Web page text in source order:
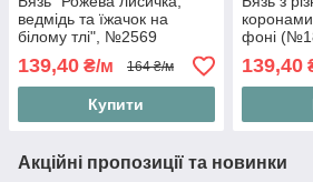
ведмідь та їжачок на
білому тлі", №2569
139,40 ₴/м 164 ₴/м
Купити
коронами
фоні
139,40
Акційні пропозиції та новинки